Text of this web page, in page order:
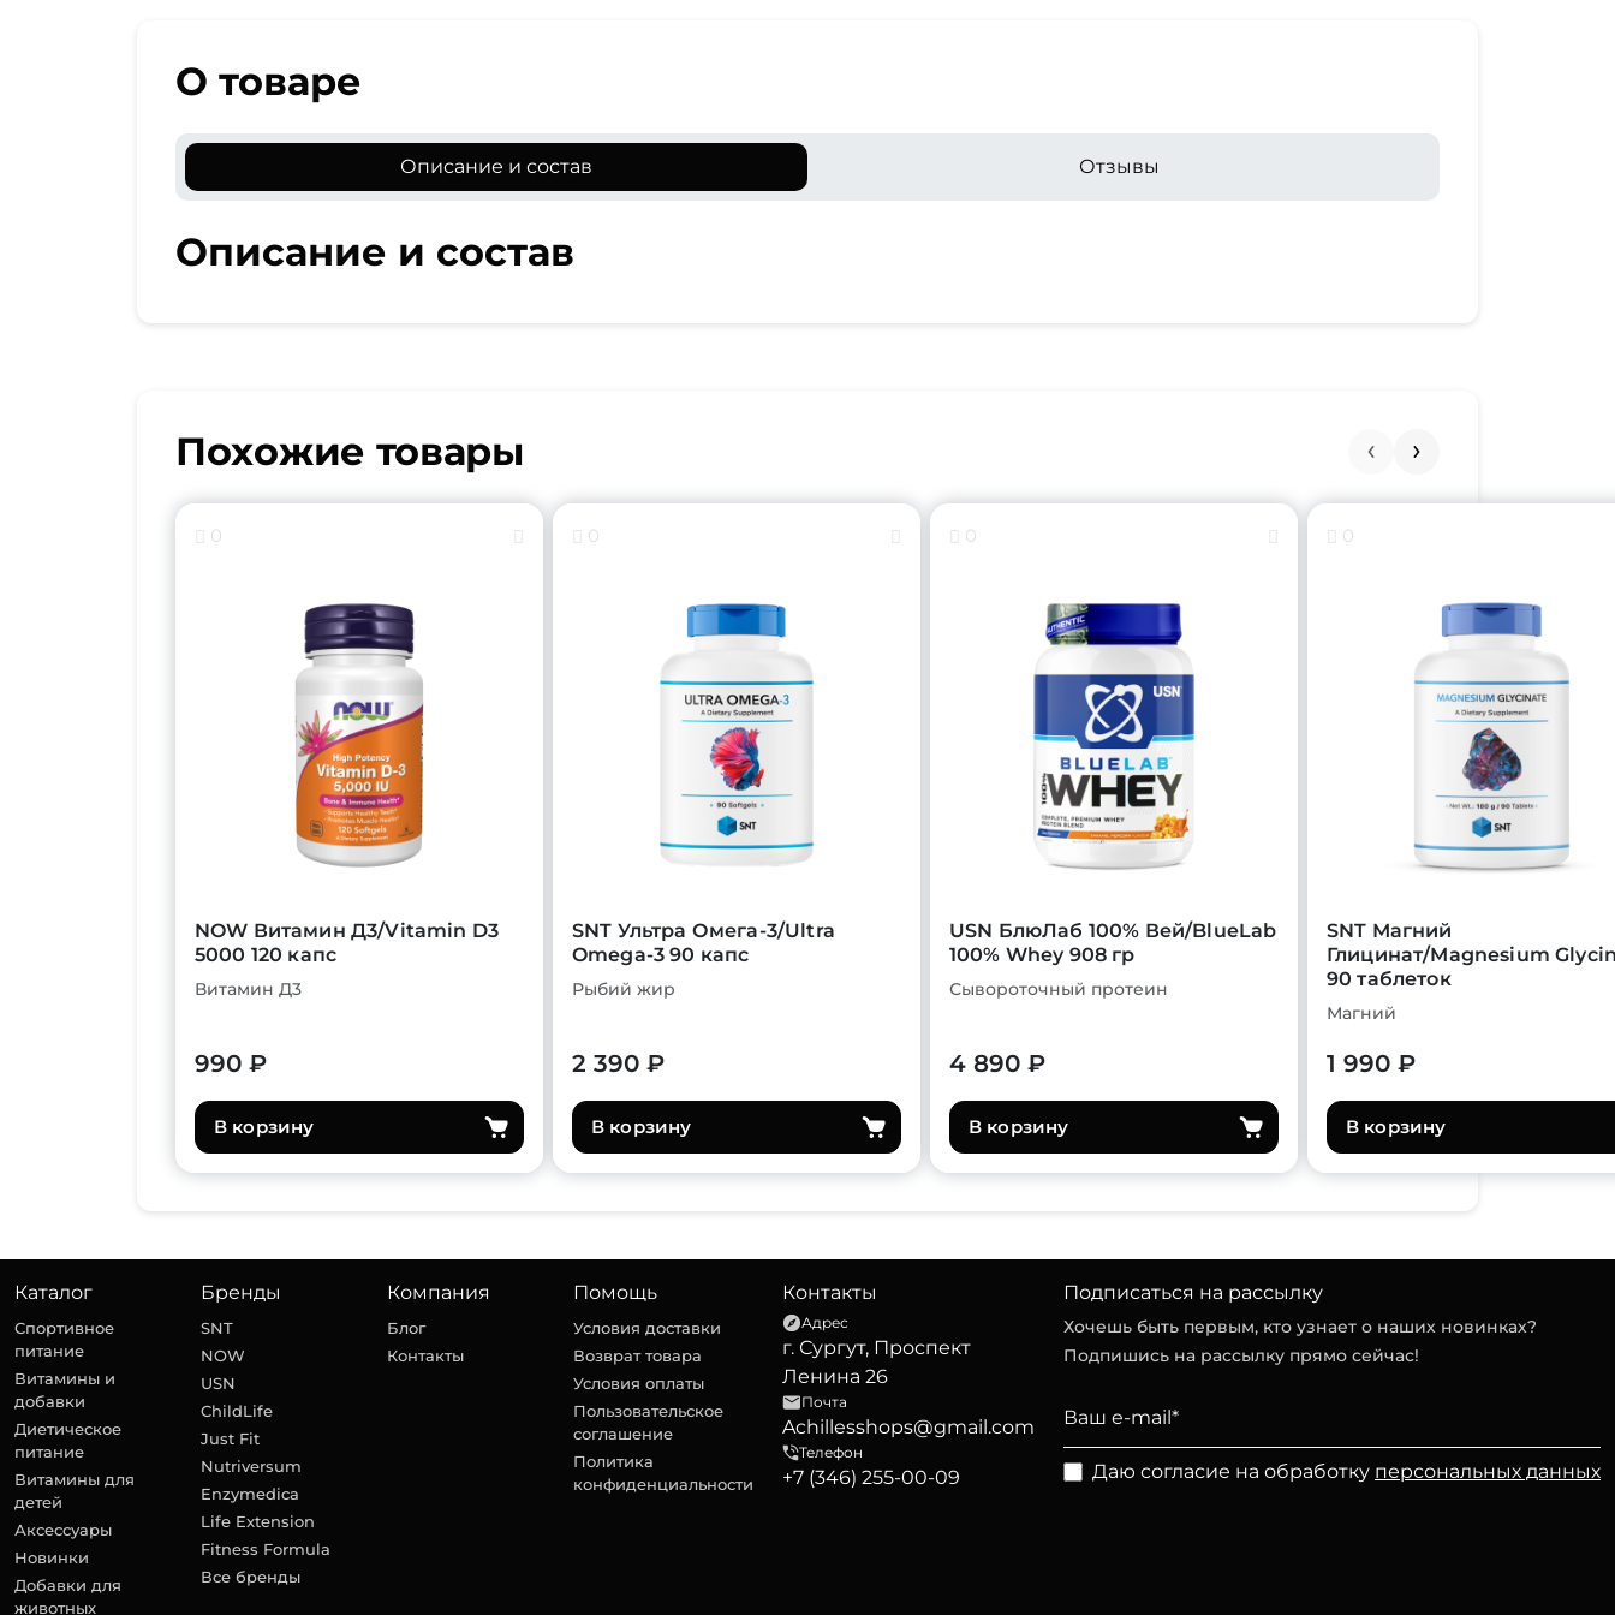
О товаре
Описание и состав Отзывы
Описание и состав
Похожие товары
0
NOW Витамин Д3/Vitamin D3
5000 120 капс
Витамин Д3
990 ₽
В корзину
0
SNT Ультра Омега-3/Ultra
Omega-3 90 капс
Рыбий жир
2 390 ₽
В корзину
0
USN БлюЛаб 100% Вей/BlueLab
100% Whey 908 гр
Сывороточный протеин
4 890 ₽
В корзину
0
SNT Магний
Глицинат/Magnesium
90 таблеток
Магний
1 990 ₽
В корзину
Каталог
Спортивное
питание
Витамины и
добавки
Диетическое
питание
Витамины для
детей
Аксессуары
Новинки
Добавки для
животных
Бренды
SNT
NOW
USN
ChildLife
Just Fit
Nutriversum
Enzymedica
Life Extension
Fitness Formula
Все бренды
Компания
Блог
Контакты
Помощь
Условия доставки
Возврат товара
Условия оплаты
Пользовательское
соглашение
Политика
конфиденциальности
Контакты
Адрес
г. Сургут, Проспект
Ленина 26
Почта
Achillesshops@gmail.com
Телефон
+7 (346) 255-00-09
Подписаться на рассылку
Хочешь быть первым, кто узнает о наших новинках?
Подпишись на рассылку прямо сейчас!
Даю согласие на обработку персональных данных